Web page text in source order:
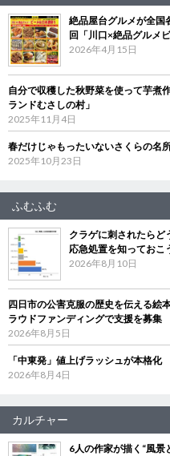
絶品屋台グルメが全
回「川口×絶品グルメ
2026年4月15日
自分で収穫した秋野菜を使って芋
ランドむさしの村」
2025年11月4日
春だけじゃもったいないさくらの名
2025年10月23日
ふむふむ
クラゲに刺されたら
応急処置を知っておこ
2026年8月10日
四日市の公害克服の歴史を伝える
ラウドファンディングで支援を募集
2026年8月5日
「中東発」値上げラッシュが本格
2026年8月4日
カルチャー
6人の作家が描く“風